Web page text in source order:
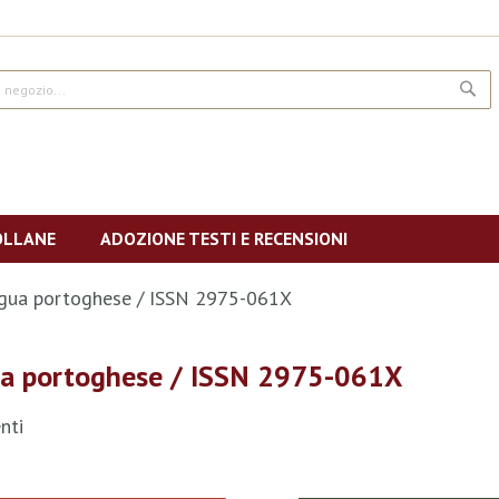
ADOZIONE TESTI E RECENSIONI
portoghese / ISSN 2975-061X
portoghese / ISSN 2975-061X